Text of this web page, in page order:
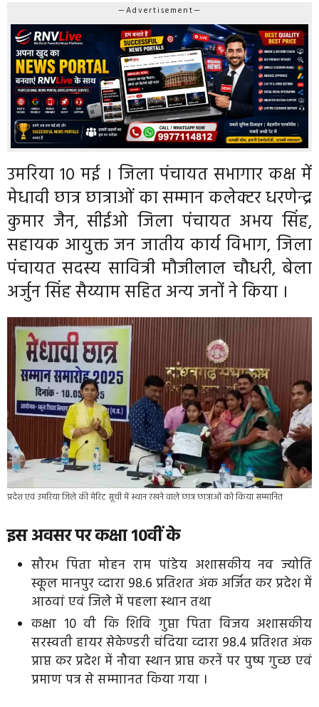
—Advertisement—
उमरिया 10 मई । जिला पंचायत सभागार कक्ष में
मेधावी छात्र छात्राओं का सम्मान कलेक्टर धरणेन्द्र
कुमार जैन, सीईओ जिला पंचायत अभय सिंह,
सहायक आयुक्त जन जातीय कार्य विभाग, जिला
पंचायत सदस्य सावित्री मौजीलाल चौधरी, बेला
अर्जुन सिंह सैय्याम सहित अन्य जनों ने किया ।
प्रदेश एवं उमरिया जिले की मेरिट सूची में स्थान रखने वाले छात्र छात्राओं को किया सम्मानित
इस अवसर परकक्षा 10वीं के
सौरभ पिता मोहन राम पांडेय अशासकीय नव ज्योति
स्कूल मानपुर व्दारा 98.6 प्रतिशत अंक अर्जित कर प्रदेश में
आठवां एवं जिले में पहला स्थान तथा
कक्षा 10 वी कि शिवि गुप्ता पिता विजय अशासकीय
सरस्वती हायर सेकेण्डरी चंदिया व्दारा 98.4 प्रतिशत अंक
प्राप्त कर प्रदेश में नौवा स्थान प्राप्त करनें पर पुष्प गुच्छ एवं
प्रमाण पत्र से सम्माानत किया गया ।